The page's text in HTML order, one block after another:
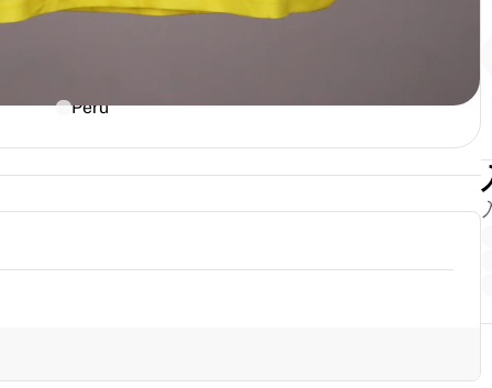
Peru